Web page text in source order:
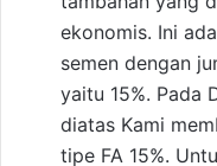
ekonomis. Ini
semen dengan
yaitu 15%. Pada
diatas Kami
tipe FA 15%.